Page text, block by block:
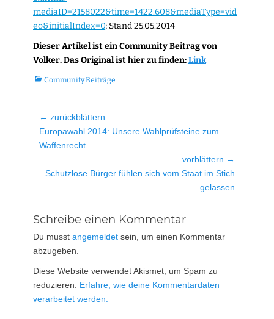
mediaID=2158022&time=1422.608&mediaType=vid
eo&initialIndex=0; Stand 25.05.2014
Dieser Artikel ist ein Community Beitrag von
Volker. Das Original ist hier zu finden:Link
Kategorien
Community Beiträge
Beitragsnavigation
← zurückblättern
Vorheriger
Beitrag:
Europawahl 2014: Unsere Wahlprüfsteine zum
Waffenrecht
vorblättern →
Nächster
Schutzlose Bürger fühlen sich vom Staat im Stich
gelassen
Schreibe einen Kommentar
Du musst angemeldet sein, um einen Kommentar
abzugeben.
Diese Website verwendet Akismet, um Spam zu
reduzieren. Erfahre, wie deine Kommentardaten
verarbeitet werden.